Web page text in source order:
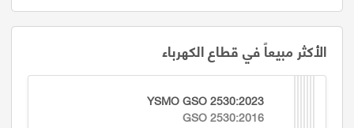
الأكثر مبيعاً في قطاع الكهرباء
YSMO GSO 2530:2023
GSO 2530:2016